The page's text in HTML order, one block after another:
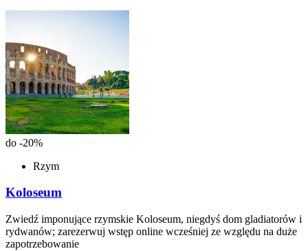
do -20%
Rzym
Koloseum
Zwiedź imponujące rzymskie Koloseum, niegdyś dom gladiatorów i
rydwanów; zarezerwuj wstęp online wcześniej ze względu na duże
zapotrzebowanie